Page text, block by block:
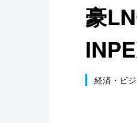
国際
社会
文化
豪
経済・ビ